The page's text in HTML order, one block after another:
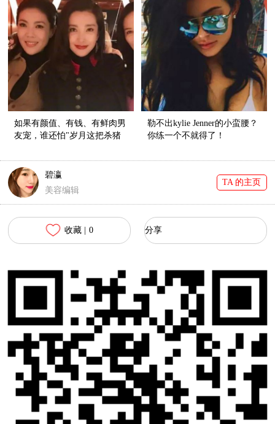
如果有颜值、有钱、有鲜肉男
友宠，谁还怕"岁月这把杀猪
勒不出kylie Jenner的小蛮腰？
你练一个不就得了！
碧瀛
美容编辑
TA 的主页
收藏 | 0 分享